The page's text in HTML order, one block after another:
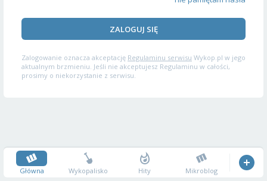
ZALOGUJ SIĘ
Zalogowanie oznacza akceptację Regulaminu serwisu Wykop.pl w jego
aktualnym brzmieniu. Jeśli nie akceptujesz Regulaminu w całości,
prosimy o niekorzystanie z serwisu.
Główna Wykopalisko Hity Mikroblog